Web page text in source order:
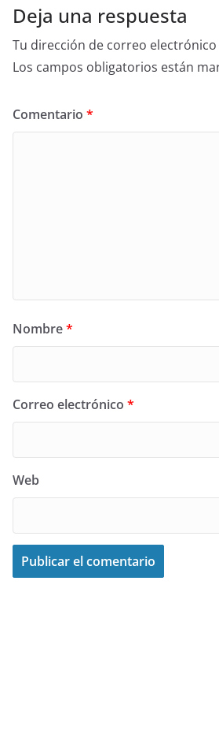
Deja una respuesta
Tu dirección de correo
Los campos obligatorios están
Comentario *
Nombre*
Correo electrónico *
Web